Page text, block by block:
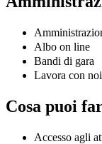
Albo on line
Bandi di gara
Lavora con noi
Cosa puoi
Accesso agli